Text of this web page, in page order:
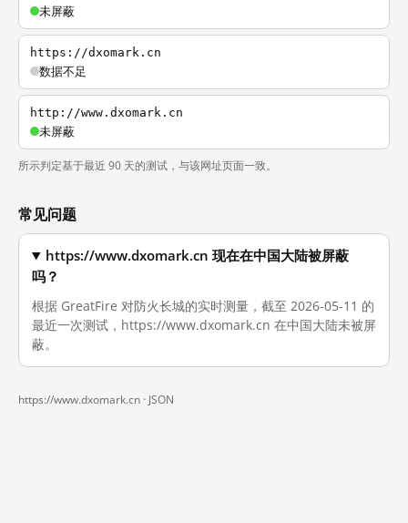
未屏蔽
https://dxomark.cn
数据不足
http://www.dxomark.cn
未屏蔽
所示判定基于最近 90 天的测试，与该网址页面一致。
常见问题
https://www.dxomark.cn 现在在中国大陆被屏蔽
吗？
根据 GreatFire 对防火长城的实时测量，截至 2026-05-11 的
最近一次测试，https://www.dxomark.cn 在中国大陆未被屏
蔽。
https://www.dxomark.cn · JSON